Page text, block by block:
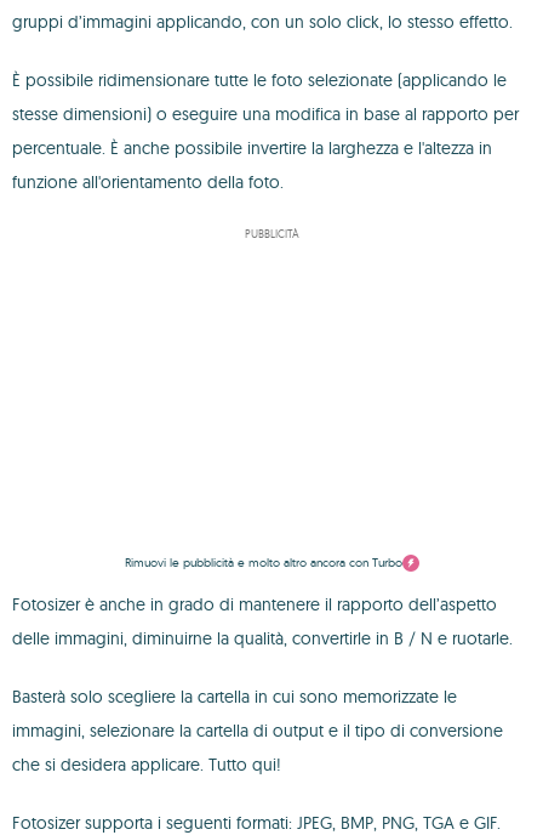
gruppi d’immagini applicando, con un solo click, lo stesso effetto.
È possibile ridimensionare tutte le foto selezionate (applicando le
stesse dimensioni) o eseguire una modifica in base al rapporto per
percentuale. È anche possibile invertire la larghezza e l'altezza in
funzione all'orientamento della foto.
PUBBLICITÀ
Rimuovi le pubblicità e molto altro ancora con Turbo
Fotosizer è anche in grado di mantenere il rapporto dell’aspetto
delle immagini, diminuirne la qualità, convertirle in B / N e ruotarle.
Basterà solo scegliere la cartella in cui sono memorizzate le
immagini, selezionare la cartella di output e il tipo di conversione
che si desidera applicare. Tutto qui!
Fotosizer supporta i seguenti formati: JPEG, BMP, PNG, TGA e GIF.